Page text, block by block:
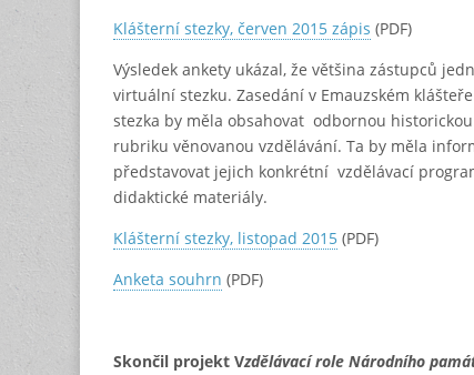
Klášterní stezky, červen 2015 zápis (PDF)
Výsledek ankety ukázal, že většina zástupců
virtuální stezku. Zasedání v Emauzském
stezka by měla obsahovat odbornou
rubriku věnovanou vzdělávání. Ta by měla
představovat jejich konkrétní vzdělávací
didaktické materiály.
Klášterní stezky, listopad 2015 (PDF)
Anketa souhrn (PDF)
Skončil projekt Vzdělávací role Národního